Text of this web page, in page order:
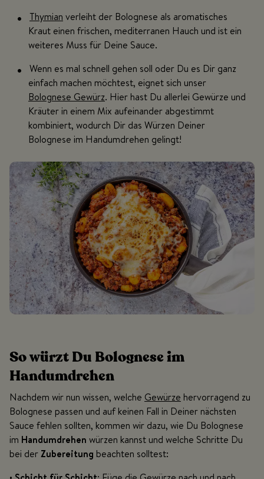
Thymian verleiht der Bolognese als aromatisches
Kraut einen frischen, mediterranen Hauch und ist ein
weiteres Muss für Deine Sauce.
Wenn es mal schnell gehen soll oder Du es Dir ganz
einfach machen möchtest, eignet sich unser
Bolognese Gewürz. Hier hast Du allerlei Gewürze und
Kräuter in einem Mix aufeinander abgestimmt
kombiniert, wodurch Dir das Würzen Deiner
Bolognese im Handumdrehen gelingt!
So würzt Du Bolognese im
Handumdrehen
Nachdem wir nun wissen, welche Gewürze hervorragend zu
Bolognese passen und auf keinen Fall in Deiner nächsten
Sauce fehlen sollten, kommen wir dazu, wie Du Bolognese
im Handumdrehen würzen kannst und welche Schritte Du
bei derZubereitung beachten solltest: